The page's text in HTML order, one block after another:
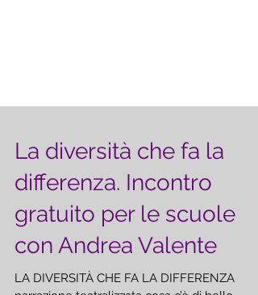
La diversità che fa la
differenza. Incontro
gratuito per le scuole